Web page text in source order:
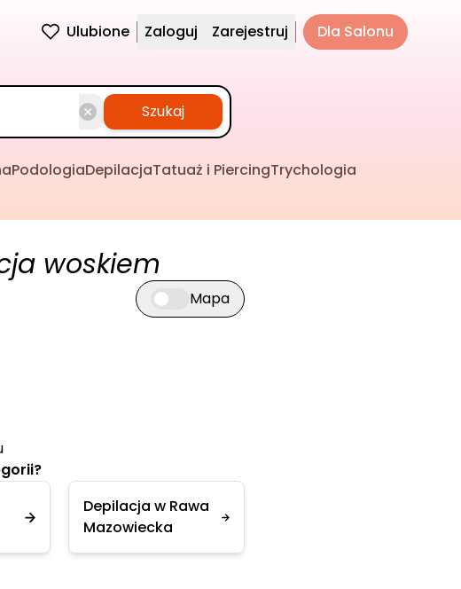
Ulubione Zaloguj Zarejestruj Dla Salonu
Szukaj
PodologiaDepilacjaTatuaż i PiercingTrychologia
woskiem
Przełącz widok mapy
Mapa
Depilacja w Rawa
Mazowiecka